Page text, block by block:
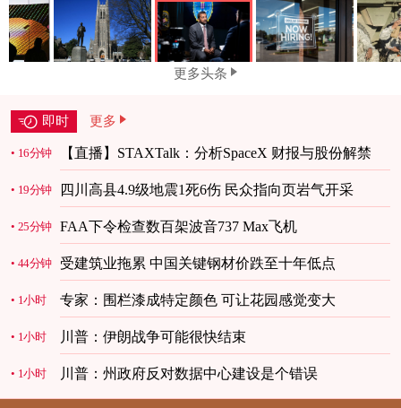
更多头条
即时 更多
16分钟 【直播】STAXTalk：分析SpaceX 财报与股份解禁
19分钟 四川高县4.9级地震1死6伤 民众指向页岩气开采
25分钟 FAA下令检查数百架波音737 Max飞机
44分钟 受建筑业拖累 中国关键钢材价跌至十年低点
1小时 专家：围栏漆成特定颜色 可让花园感觉变大
1小时 川普：伊朗战争可能很快结束
1小时 川普：州政府反对数据中心建设是个错误